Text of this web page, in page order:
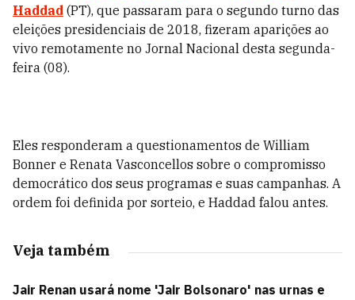
Haddad (PT), que passaram para o segundo turno das
eleições presidenciais de 2018, fizeram aparições ao
vivo remotamente no Jornal Nacional desta segunda-
feira (08).
Eles responderam a questionamentos de William
Bonner e Renata Vasconcellos sobre o compromisso
democrático dos seus programas e suas campanhas. A
ordem foi definida por sorteio, e Haddad falou antes.
Veja também
Jair Renan usará nome 'Jair Bolsonaro' nas urnas e